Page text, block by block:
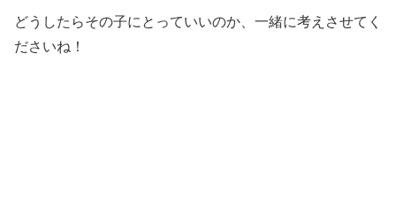
どうしたらその子にとっていいのか、一緒に考えさせてく
ださいね！